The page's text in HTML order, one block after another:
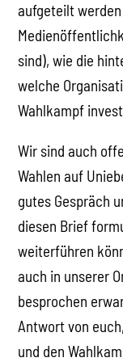
aufgeteilt
sind), wie die
welche
Wahlkampf
Wir sind auch
Wahlen auf
gutes Gespräch
diesen Brief
weiterführen
auch in unserer
besprochen
Antwort von
und den